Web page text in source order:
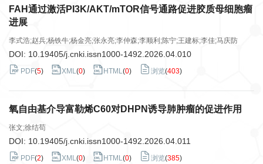
FAH通过激活PI3K/AKT/mTOR信号通路促进胶质母细胞瘤
进展
李式浩;赵兵;杨铁牛;杨金亮;张永亮;李仲森;李顺利;陈宁;王建标;李佳;马庆防
DOI: 10.19405/j.cnki.issn1000-1492.2026.04.010
PDF(5) XML(0) HTML(0) 浏览(403)
氧自由基介导富勒烯C60对DHPN诱导肺肿瘤的促进作用
张文;徐结苟
DOI: 10.19405/j.cnki.issn1000-1492.2026.04.011
PDF(2) XML(0) HTML(0) 浏览(385)